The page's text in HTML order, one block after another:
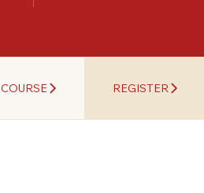
COURSE REGISTER